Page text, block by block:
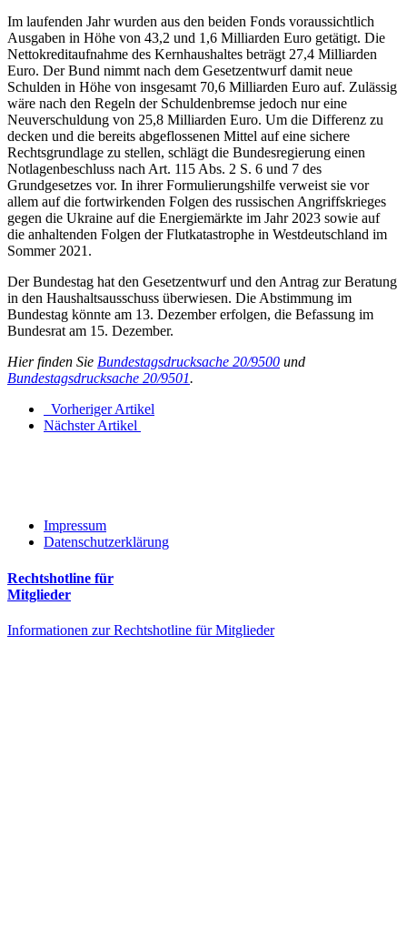
Im laufenden Jahr wurden aus den beiden Fonds voraussichtlich
Ausgaben in Höhe von 43,2 und 1,6 Milliarden Euro getätigt. Die
Nettokreditaufnahme des Kernhaushaltes beträgt 27,4 Milliarden
Euro. Der Bund nimmt nach dem Gesetzentwurf damit neue
Schulden in Höhe von insgesamt 70,6 Milliarden Euro auf. Zulässig
wäre nach den Regeln der Schuldenbremse jedoch nur eine
Neuverschuldung von 25,8 Milliarden Euro. Um die Differenz zu
decken und die bereits abgeflossenen Mittel auf eine sichere
Rechtsgrundlage zu stellen, schlägt die Bundesregierung einen
Notlagenbeschluss nach Art. 115 Abs. 2 S. 6 und 7 des
Grundgesetzes vor. In ihrer Formulierungshilfe verweist sie vor
allem auf die fortwirkenden Folgen des russischen Angriffskrieges
gegen die Ukraine auf die Energiemärkte im Jahr 2023 sowie auf
die anhaltenden Folgen der Flutkatastrophe in Westdeutschland im
Sommer 2021.
Der Bundestag hat den Gesetzentwurf und den Antrag zur Beratung
in den Haushaltsausschuss überwiesen. Die Abstimmung im
Bundestag könnte am 13. Dezember erfolgen, die Befassung im
Bundesrat am 15. Dezember.
Hier finden Sie Bundestagsdrucksache 20/9500 und
Bundestagsdrucksache 20/9501.
Vorheriger Artikel
Nächster Artikel
Impressum
Datenschutzerklärung
Rechtshotline für
Mitglieder
Informationen zur Rechtshotline für Mitglieder